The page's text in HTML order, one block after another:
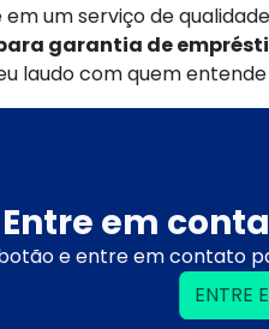
um serviço de
garantia de
laudo com quem
Entre em
e entre em contato
ENTRE